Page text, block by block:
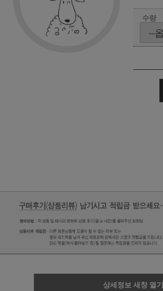
수량
상세정보 새창 열기